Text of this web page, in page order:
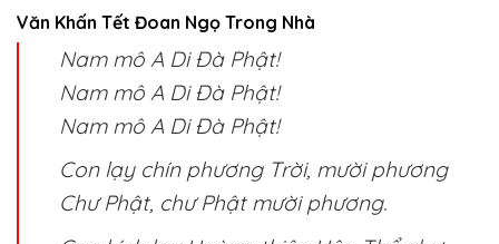
Văn Khấn Tết Đoan Ngọ Trong Nhà
Nam mô A Di Đà Phật!
Nam mô A Di Đà Phật!
Nam mô A Di Đà Phật!
Con lạy chín phương Trời, mười phương
Chư Phật, chư Phật mười phương.